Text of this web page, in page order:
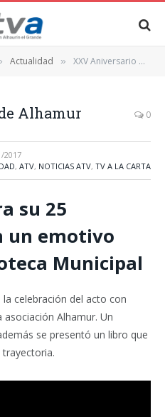
Actualidad » XXV Aniversario de Alhamur
Alhamur 0
2017
, ATV, NOTICIAS ATV, TV A LA CARTA
su 25
un emotivo
Municipal
celebración del acto con
Alhamur. Un
se presentó un libro que